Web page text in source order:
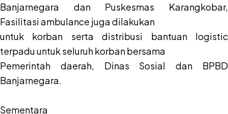
Banjarnegara dan Puskesmas Karangkobar,
Fasilitasi ambulance juga dilakukan
untuk korban serta distribusi bantuan logistic
terpadu untuk seluruh korban bersama
Pemerintah daerah, Dinas Sosial dan BPBD
Banjarnegara.
Sementara